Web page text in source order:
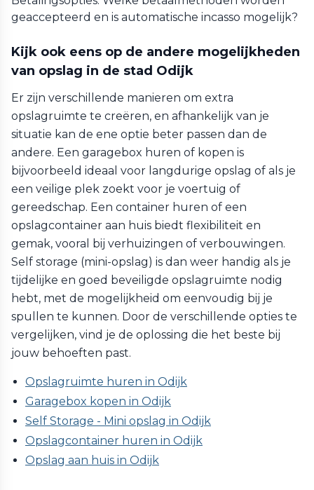
geaccepteerd en is automatische incasso mogelijk?
Kijk ook eens op de andere mogelijkheden
van opslag in de stad Odijk
Er zijn verschillende manieren om extra
opslagruimte te creëren, en afhankelijk van je
situatie kan de ene optie beter passen dan de
andere. Een garagebox huren of kopen is
bijvoorbeeld ideaal voor langdurige opslag of als je
een veilige plek zoekt voor je voertuig of
gereedschap. Een container huren of een
opslagcontainer aan huis biedt flexibiliteit en
gemak, vooral bij verhuizingen of verbouwingen.
Self storage (mini-opslag) is dan weer handig als je
tijdelijke en goed beveiligde opslagruimte nodig
hebt, met de mogelijkheid om eenvoudig bij je
spullen te kunnen. Door de verschillende opties te
vergelijken, vind je de oplossing die het beste bij
jouw behoeften past.
Opslagruimte huren in Odijk
Garagebox kopen in Odijk
Self Storage - Mini opslag in Odijk
Opslagcontainer huren in Odijk
Opslag aan huis in Odijk